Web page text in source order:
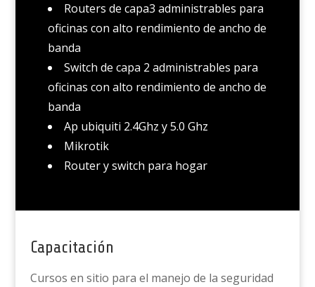
Routers de capa3 administrables para
oficinas con alto rendimiento de ancho de
banda
Switch de capa 2 administrables para
oficinas con alto rendimiento de ancho de
banda
Ap ubiquiti 2.4Ghz y 5.0 Ghz
Mikrotik
Router y switch para hogar
Capacitación
Cursos en sitio para el manejo de la seguridad